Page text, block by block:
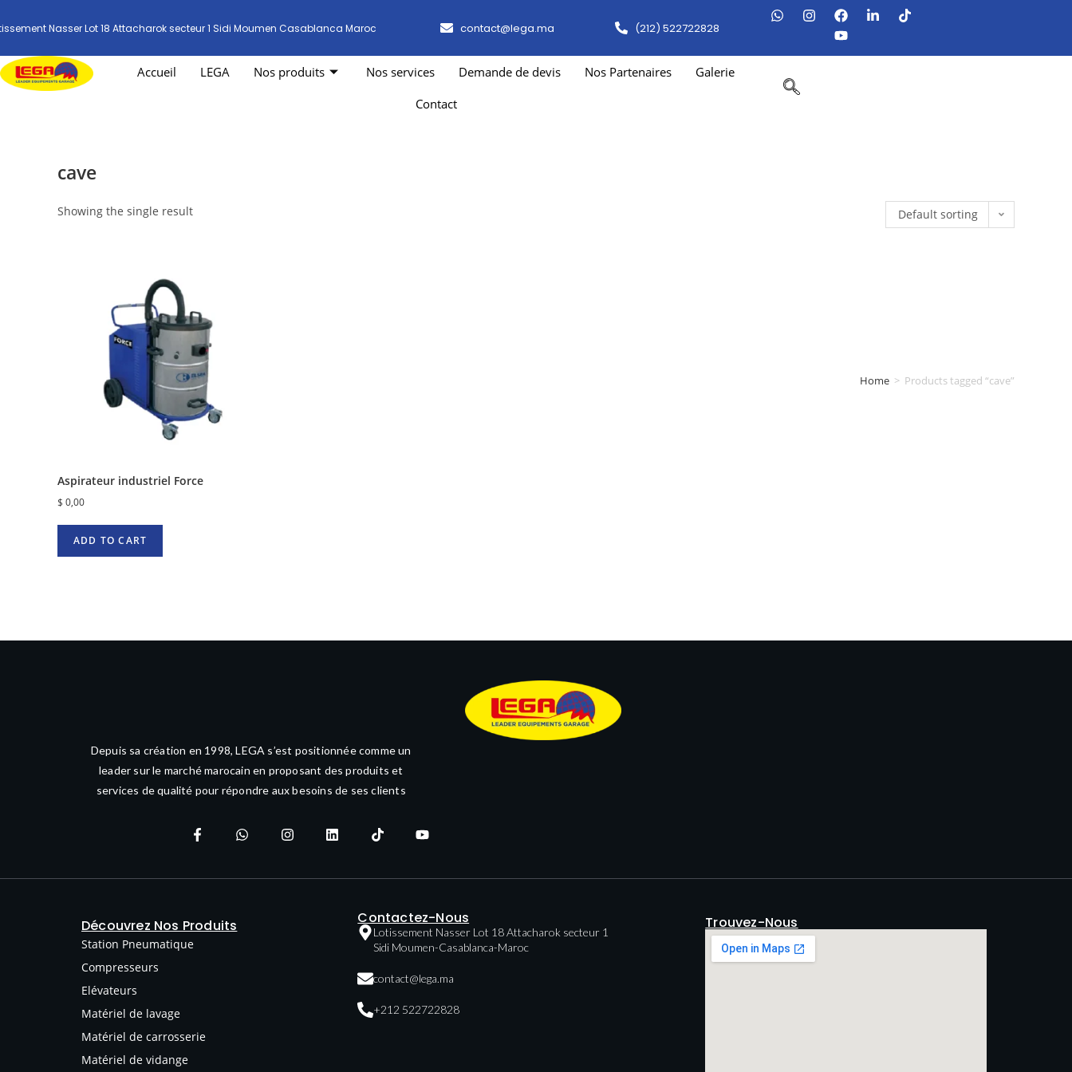
Nasser Lot 18 Attacharok secteur 1 Sidi Moumen Casablanca Maroc contact@lega.ma (212) 522722828
Accueil LEGA Nos produits Nos services Demande de devis Nos Partenaires
Galerie
Contact
Home > Products tagged “cave”
cave
Showing the single result Default sorting
Aspirateur industriel Force
$ 0,00
ADD TO CART
Depuis sa création en 1998, LEGA s’est positionnée comme un
leader sur le marché marocain en proposant des produits et
services de qualité pour répondre aux besoins de ses clients
Découvrez Nos Produits
Station Pneumatique
Compresseurs
Elévateurs
Matériel de lavage
Matériel de carrosserie
Matériel de vidange
Contactez-Nous
Lotissement Nasser Lot 18 Attacharok secteur 1
Sidi Moumen-Casablanca-Maroc
contact@lega.ma
+212 522722828
Trouvez-Nous